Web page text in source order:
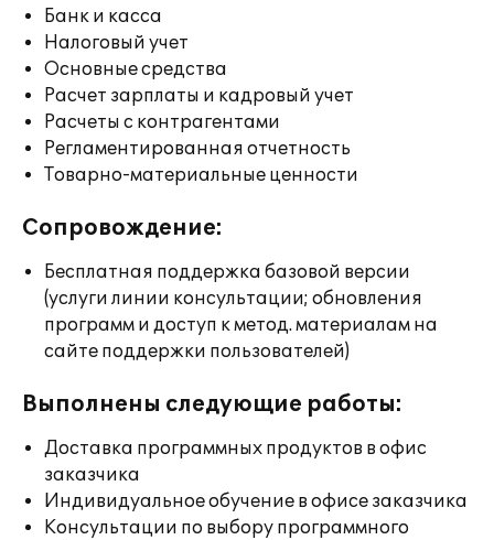
Банк и касса
Налоговый учет
Основные средства
Расчет зарплаты и кадровый учет
Расчеты с контрагентами
Регламентированная отчетность
Товарно-материальные ценности
Сопровождение:
Бесплатная поддержка базовой версии
(услуги линии консультации; обновления
программ и доступ к метод. материалам на
сайте поддержки пользователей)
Выполнены следующие работы:
Доставка программных продуктов в офис
заказчика
Индивидуальное обучение в офисе заказчика
Консультации по выбору программного